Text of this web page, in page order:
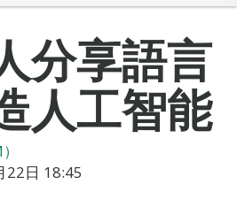
分享語言
人工智能
22日 18:45